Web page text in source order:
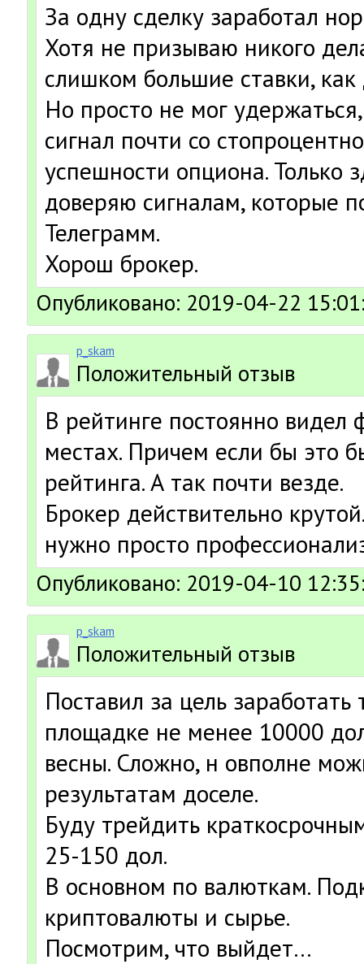
За одну сделку заработал
Хотя не призываю никого
слишком большие ставки,
Но просто не мог
сигнал почти со
успешности опциона. Только
доверяю сигналам, которые
Телеграмм.
Хорош брокер.
Опубликовано: 2019-04-22
p_skam
Положительный отзыв
В рейтинге постоянно
местах. Причем если бы это
рейтинга. А так почти везде.
Брокер действительно
нужно просто
Опубликовано: 2019-04-10
p_skam
Положительный отзыв
Поставил за цель заработать
площадке не менее 10000
весны. Сложно, н овполне
результатам доселе.
Буду трейдить
25-150 дол.
В основном по валюткам.
криптовалюты и сырье.
Посмотрим, что выйдет…